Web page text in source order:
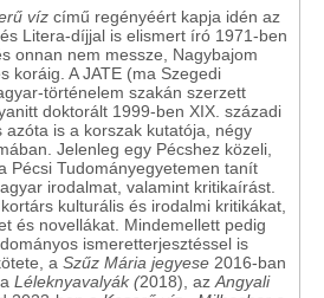
víz című regényéért kapja idén az
Litera-díjjal is elismert író 1971-ben
onnan nem messze, Nagybajom
koráig. A JATE (ma Szegedi
történelem szakán szerzett
doktorált 1999-ben XIX. századi
azóta is a korszak kutatója, négy
Jelenleg egy Pécshez közeli,
Pécsi Tudományegyetemen tanít
irodalmat, valamint kritikaírást.
kulturális és irodalmi kritikákat,
és novellákat. Mindemellett pedig
ismeretterjesztéssel is
a Szűz Mária jegyese 2016-ban
Léleknyavalyák (2018), az Angyali